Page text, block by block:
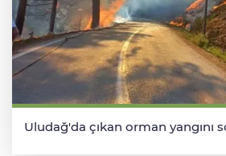
Uludağ'da çıkan orman yangını